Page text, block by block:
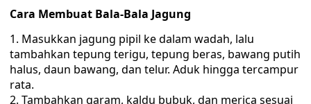
Cara Membuat Bala-Bala Jagung
Masukkan jagung pipil ke dalam wadah, lalu
tambahkan tepung terigu, tepung beras, bawang putih
halus, daun bawang, dan telur. Aduk hingga tercampur
rata.
Tambahkan garam, kaldu bubuk, dan merica sesuai